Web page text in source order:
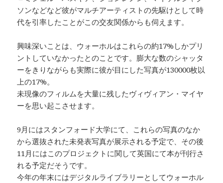
ソンなどなど彼がマルチアーティストの先駆けとして時
代を引率したことがこの交友関係からも伺えます。
興味深いことは、ウォーホルはこれらの約17%しかプリ
ントしていなかったとのことです。膨大な数のシャッタ
ーをきりながらも実際に彼が目にした写真が130000枚以
上の17%。
未現像のフィルムを大量に残したヴィヴィアン・マイヤ
ーを思い起こさせます。
9月にはスタンフォード大学にて、これらの写真のなか
から選抜された未発表写真が展示される予定で、その後
11月にはこのプロジェクトに関して英国にて本が刊行さ
れる予定だそうです。
今年の年末にはデジタルライブラリーとしてウォーホル